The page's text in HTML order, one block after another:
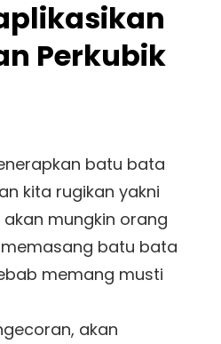
Perkubik
batu bata
kita rugikan yakni
mungkin orang
batu bata
memang musti
akan